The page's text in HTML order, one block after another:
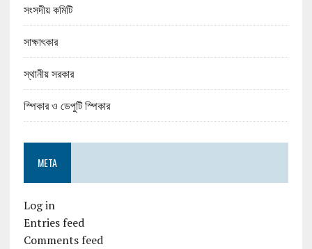
সংসদীয় কমিটি
সাক্ষাৎকার
স্থানীয় সরকার
স্পিকার ও ডেপুটি স্পিকার
META
Log in
Entries feed
Comments feed